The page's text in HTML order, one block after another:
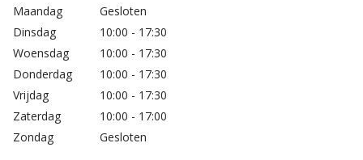
Maandag
Gesloten
Dinsdag
10:00 - 17:30
Woensdag
10:00 - 17:30
Donderdag
10:00 - 17:30
Vrijdag
10:00 - 17:30
Zaterdag
10:00 - 17:00
Zondag
Gesloten